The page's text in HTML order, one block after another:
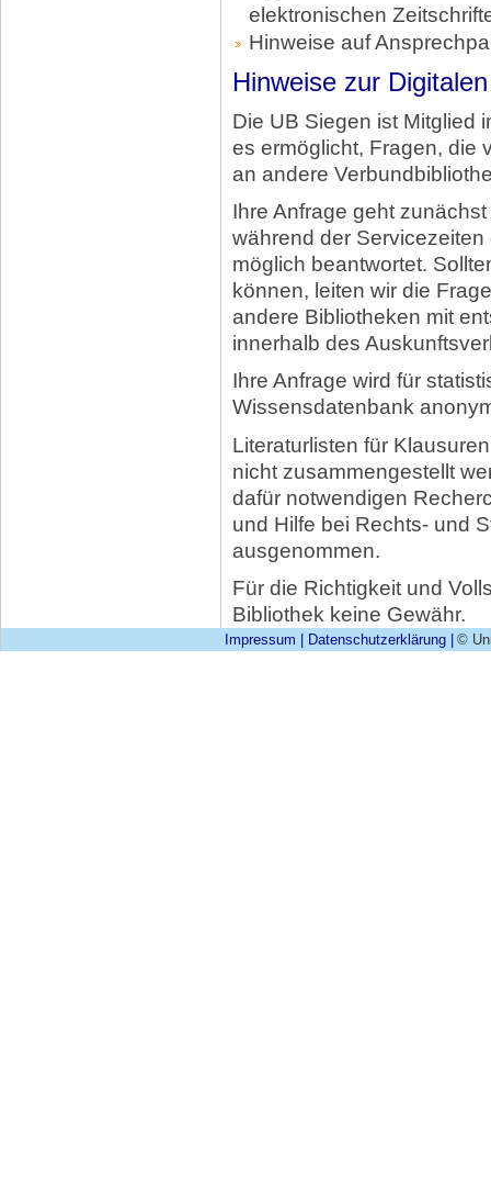
elektronischen
Hinweise auf
Hinweise zur
Die UB Siegen ist Mitglied
es ermöglicht, Fragen, die
an andere
Ihre Anfrage geht
während der
möglich beantwortet.
können, leiten wir die
andere Bibliotheken mit
innerhalb des
Ihre Anfrage wird für
Wissensdatenbank
Literaturlisten für
nicht zusammengestellt
dafür notwendigen
und Hilfe bei Rechts- und
ausgenommen.
Für die Richtigkeit und
Bibliothek keine Gewähr.
Impressum Datenschutzerklärung ©